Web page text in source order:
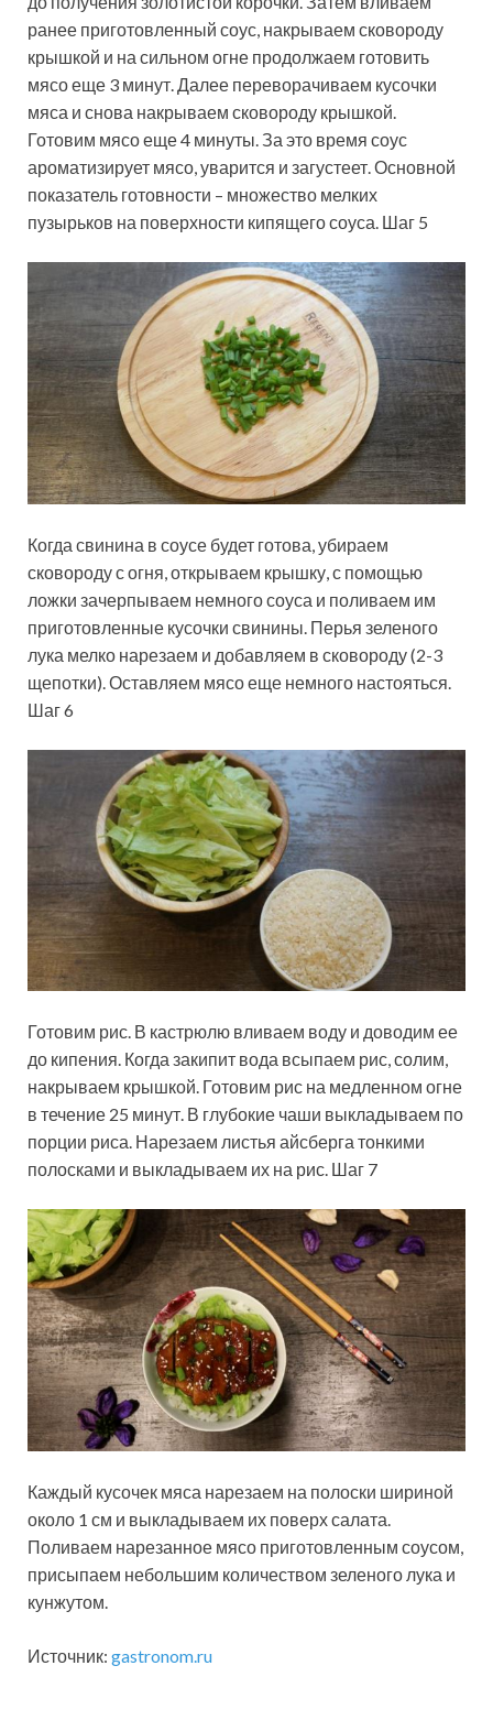
ранее приготовленный соус, накрываем сковороду
крышкой и на сильном огне продолжаем готовить
мясо еще 3 минут. Далее переворачиваем кусочки
мяса и снова накрываем сковороду крышкой.
Готовим мясо еще 4 минуты. За это время соус
ароматизирует мясо, уварится и загустеет. Основной
показатель готовности – множество мелких
пузырьков на поверхности кипящего соуса. Шаг 5
Когда свинина в соусе будет готова, убираем
сковороду с огня, открываем крышку, с помощью
ложки зачерпываем немного соуса и поливаем им
приготовленные кусочки свинины. Перья зеленого
лука мелко нарезаем и добавляем в сковороду (2-3
щепотки). Оставляем мясо еще немного настояться.
Шаг 6
Готовим рис. В кастрюлю вливаем воду и доводим ее
до кипения. Когда закипит вода всыпаем рис, солим,
накрываем крышкой. Готовим рис на медленном огне
в течение 25 минут. В глубокие чаши выкладываем по
порции риса. Нарезаем листья айсберга тонкими
полосками и выкладываем их на рис. Шаг 7
Каждый кусочек мяса нарезаем на полоски шириной
около 1 см и выкладываем их поверх салата.
Поливаем нарезанное мясо приготовленным соусом,
присыпаем небольшим количеством зеленого лука и
кунжутом.
Источник: gastronom.ru